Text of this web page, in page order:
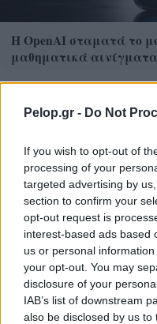
Pelop.gr - Do Not
If you wish to opt-out of
processing of your
targeted advertising by
section to confirm your
opt-out request is
interest-based ads based
us or personal
your opt-out. You may
disclosure of your
IAB’s list of downstream
also be disclosed by us to
Η OpenAI σταματά το
μαθηματικά
Αρχιερατική Θεία
Πάτρας ΦΩΤΟ